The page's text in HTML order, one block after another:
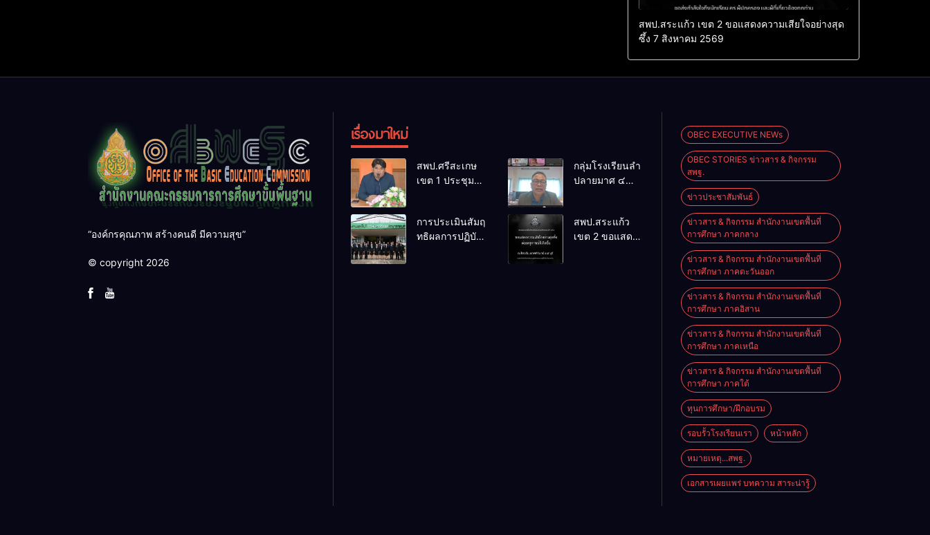
สพป.สระแก้ว เขต 2 ขอแสดงความเสียใจอย่างสุด
ซึ้ง 7 สิงหาคม 2569
“องค์กรคุณภาพ สร้างคนดี มีความสุข”
© copyright 2026
เรื่องมาใหม่
สพป.ศรีสะเกษ
เขต 1 ประชุม
งานศิลป
หัตถกรรม
กลุ่มโรงเรียนลำ
ปลายมาศ ๔
ผ่านระบบ
Online
การประเมินสัมฤ
ทธิผลการปฏิบัติ
สพป.สระแก้ว
เขต 2 ขอแสดง
OBEC EXECUTIVE NEWs
OBEC STORIES ข่าวสาร & กิจกรรม
สพฐ.
ข่าวประชาสัมพันธ์
ข่าวสาร & กิจกรรม สำนักงานเขตพื้นที่
การศึกษา ภาคกลาง
ข่าวสาร & กิจกรรม สำนักงานเขตพื้นที่
การศึกษา ภาคตะวันออก
ข่าวสาร & กิจกรรม สำนักงานเขตพื้นที่
การศึกษา ภาคอิสาน
ข่าวสาร & กิจกรรม สำนักงานเขตพื้นที่
การศึกษา ภาคเหนือ
ข่าวสาร & กิจกรรม สำนักงานเขตพื้นที่
การศึกษา ภาคใต้
ทุนการศึกษา/ฝึกอบรม
รอบรั้วโรงเรียนเรา หน้าหลัก
หมายเหตุ...สพฐ.
เอกสารเผยแพร่ บทความ สาระน่ารู้